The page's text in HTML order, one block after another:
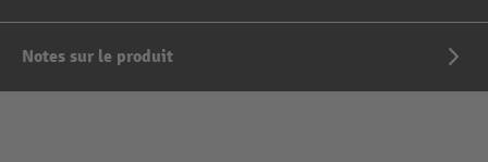
Notes sur le produit